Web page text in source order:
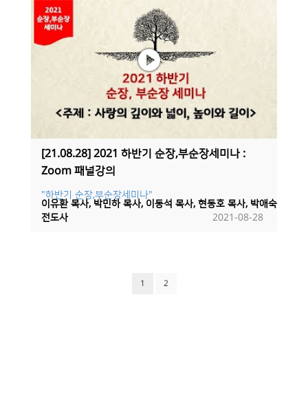
[21.08.28] 2021 하반기 순장,부순장세미나 :
Zoom 패널강의
"하반기 순장,부순장세미나"
2021-08-28
이유환 목사, 박민하 목사, 이동석 목사, 현동호 목사, 박애숙
전도사
1 2